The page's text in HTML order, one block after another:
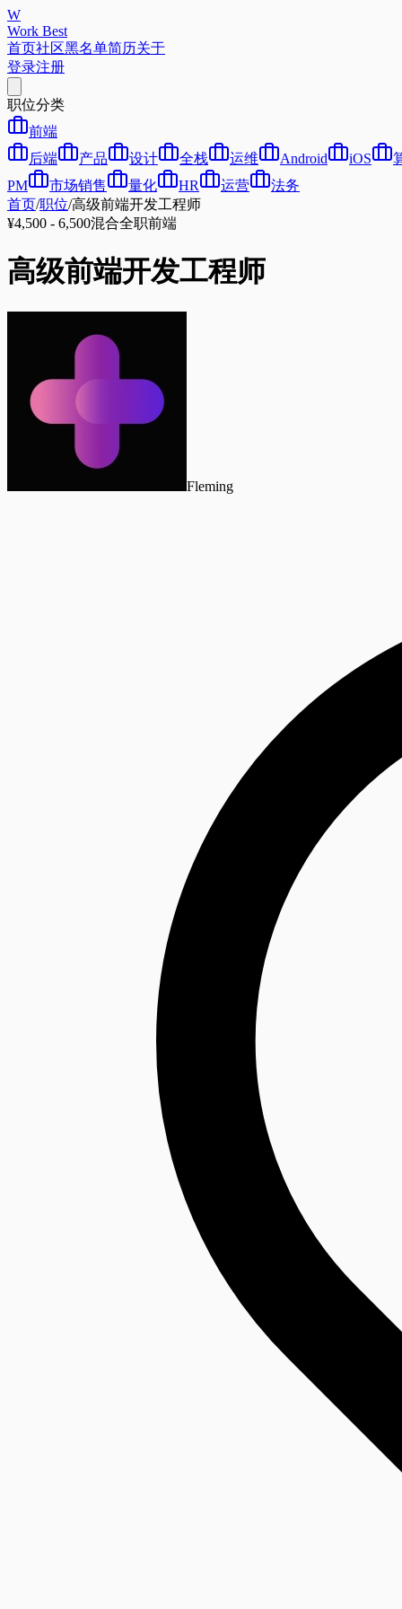
W
Work Best
首页社区黑名单简历关于
登录注册
职位分类
前端
后端
产品 设计 全栈 运维 Android iOS
PM
市场销售 量化 HR 运营
法务
首页/职位/高级前端开发工程师
¥4,500 - 6,500混合全职前端
高级前端开发工程师
Fleming